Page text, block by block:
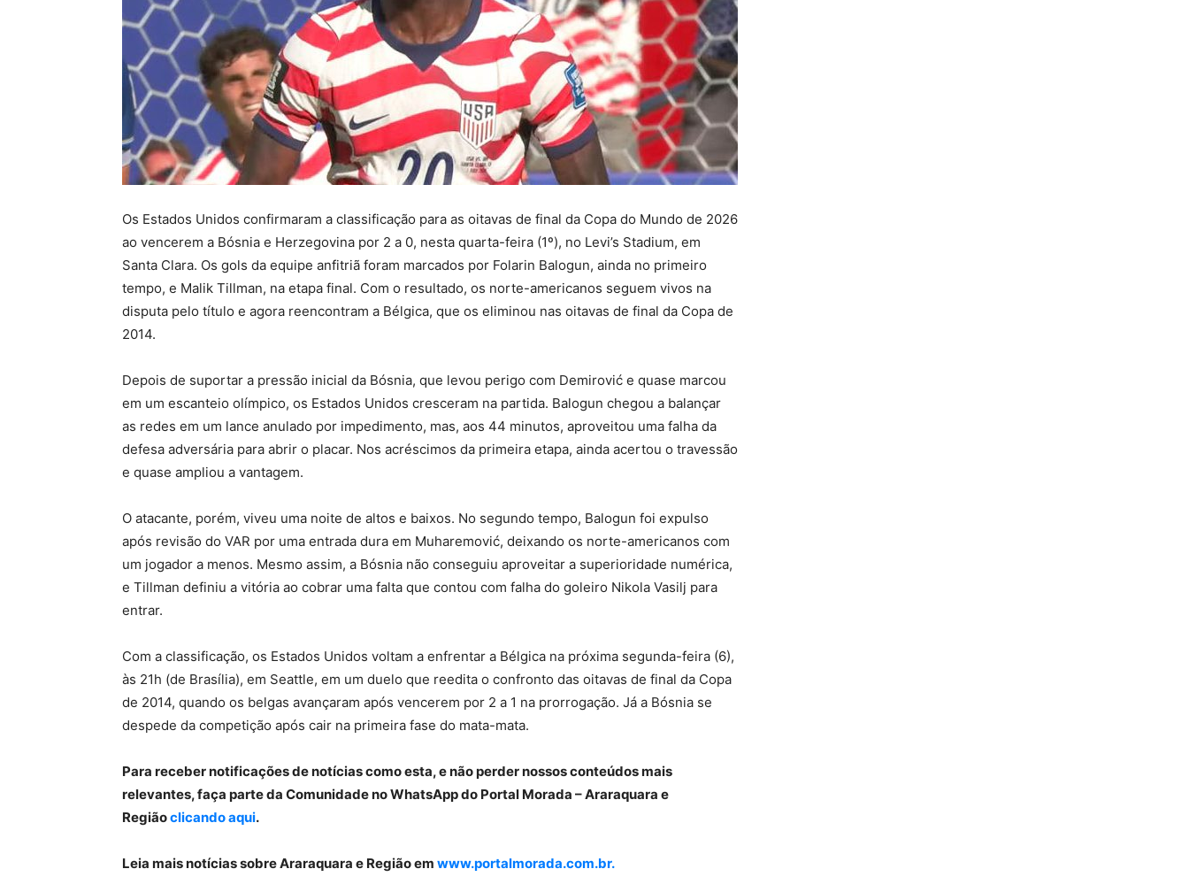
Os Estados Unidos confirmaram a classificação para as oitavas de final da Copa do Mundo de 2026
ao vencerem a Bósnia e Herzegovina por 2 a 0, nesta quarta-feira (1º), no Levi’s Stadium, em
Santa Clara. Os gols da equipe anfitriã foram marcados por Folarin Balogun, ainda no primeiro
tempo, e Malik Tillman, na etapa final. Com o resultado, os norte-americanos seguem vivos na
disputa pelo título e agora reencontram a Bélgica, que os eliminou nas oitavas de final da Copa de
2014.
Depois de suportar a pressão inicial da Bósnia, que levou perigo com Demirović e quase marcou
em um escanteio olímpico, os Estados Unidos cresceram na partida. Balogun chegou a balançar
as redes em um lance anulado por impedimento, mas, aos 44 minutos, aproveitou uma falha da
defesa adversária para abrir o placar. Nos acréscimos da primeira etapa, ainda acertou o travessão
e quase ampliou a vantagem.
O atacante, porém, viveu uma noite de altos e baixos. No segundo tempo, Balogun foi expulso
após revisão do VAR por uma entrada dura em Muharemović, deixando os norte-americanos com
um jogador a menos. Mesmo assim, a Bósnia não conseguiu aproveitar a superioridade numérica,
e Tillman definiu a vitória ao cobrar uma falta que contou com falha do goleiro Nikola Vasilj para
entrar.
Com a classificação, os Estados Unidos voltam a enfrentar a Bélgica na próxima segunda-feira (6),
às 21h (de Brasília), em Seattle, em um duelo que reedita o confronto das oitavas de final da Copa
de 2014, quando os belgas avançaram após vencerem por 2 a 1 na prorrogação. Já a Bósnia se
despede da competição após cair na primeira fase do mata-mata.
Para receber notificações de notícias como esta, e não perder nossos conteúdos mais
relevantes, faça parte da Comunidade no WhatsApp do Portal Morada – Araraquara e
Regiãoclicando aqui.
Leia mais notícias sobre Araraquara e Região em www.portalmorada.com.br.